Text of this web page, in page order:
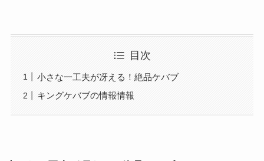
目次
小さな一工夫が冴える！絶品ケバブ
キングケバブの情報情報